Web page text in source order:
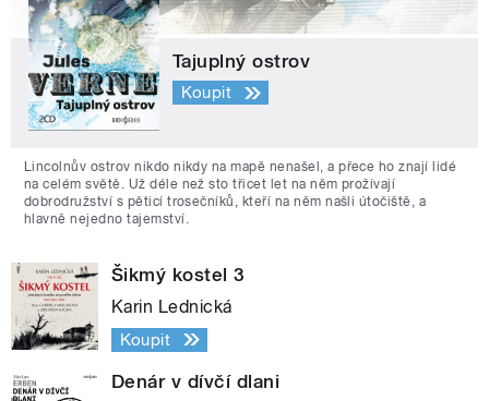
Tajuplný ostrov
Koupit
Lincolnův ostrov nikdo nikdy na mapě nenašel, a přece ho znají lidé
na celém světě. Už déle než sto třicet let na něm prožívají
dobrodružství s pěticí trosečníků, kteří na něm našli útočiště, a
hlavně nejedno tajemství.
Šikmý kostel 3
Karin Lednická
Koupit
Denár v dívčí dlani